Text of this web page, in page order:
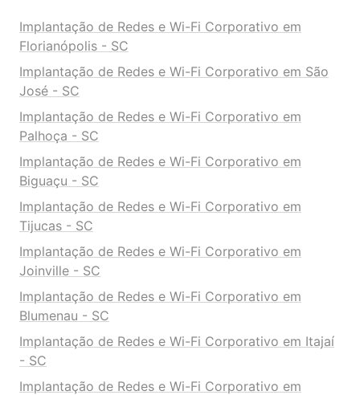
Implantação de Redes e Wi-Fi Corporativo em
Florianópolis - SC
Implantação de Redes e Wi-Fi Corporativo em São
José - SC
Implantação de Redes e Wi-Fi Corporativo em
Palhoça - SC
Implantação de Redes e Wi-Fi Corporativo em
Biguaçu - SC
Implantação de Redes e Wi-Fi Corporativo em
Tijucas - SC
Implantação de Redes e Wi-Fi Corporativo em
Joinville - SC
Implantação de Redes e Wi-Fi Corporativo em
Blumenau - SC
Implantação de Redes e Wi-Fi Corporativo em Itajaí
- SC
Implantação de Redes e Wi-Fi Corporativo em